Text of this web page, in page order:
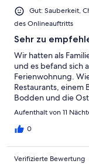
Gut: Sauberkeit,
des Onlineauftritts
Sehr zu
Wir hatten als
und es befand sich
Ferienwohnung.
Restaurants, einem
Bodden und die
erreichen. Die lange
Aufenthalt von 11
0
Verifizierte Bewertung